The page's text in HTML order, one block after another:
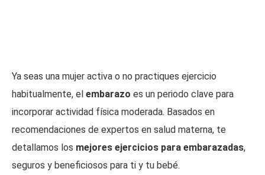
Ya seas una mujer activa o no practiques ejercicio
habitualmente, el embarazo es un periodo clave para
incorporar actividad física moderada. Basados en
recomendaciones de expertos en salud materna, te
detallamos los mejores ejercicios para embarazadas,
seguros y beneficiosos para ti y tu bebé.